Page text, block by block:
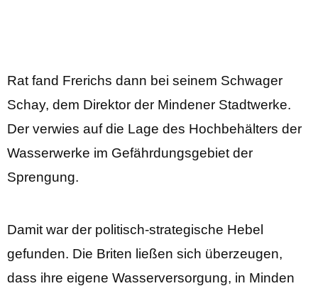
Rat fand Frerichs dann bei seinem Schwager
Schay, dem Direktor der Mindener Stadtwerke.
Der verwies auf die Lage des Hochbehälters der
Wasserwerke im Gefährdungsgebiet der
Sprengung.
Damit war der politisch-strategische Hebel
gefunden. Die Briten ließen sich überzeugen,
dass ihre eigene Wasserversorgung, in Minden